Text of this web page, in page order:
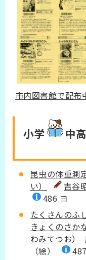
市内図書館で配布
小学 中
昆虫の体重測
い）
吉谷
486 ヨ
たくさんのふ
きょくのさか
わみてつお）
（絵）